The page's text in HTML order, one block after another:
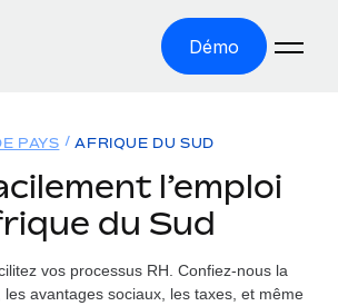
Démo
facilement et en toute conformité
PAYS AFRIQUE DU SUD
l’emploi
du Sud
vos processus RH. Confiez-nous la
les avantages sociaux, les taxes, et même